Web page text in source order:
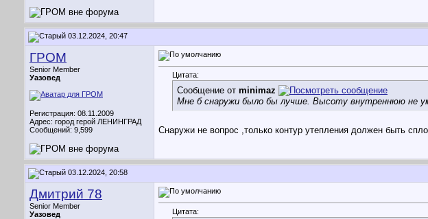
03.12.2024, 20:47
ГРОМ
Senior Member
Уазовед
Регистрация: 08.11.2009
Адрес: город герой ЛЕНИНГРАД
Сообщений: 9,599
Цитата:
Сообщение от minimaz
Мне б снаружи было бы лучше. Высоту внутреннюю не
Снаружи не вопрос ,только контур утепления должен быть
03.12.2024, 20:58
Дмитрий 78
Senior Member
Уазовед
Цитата: